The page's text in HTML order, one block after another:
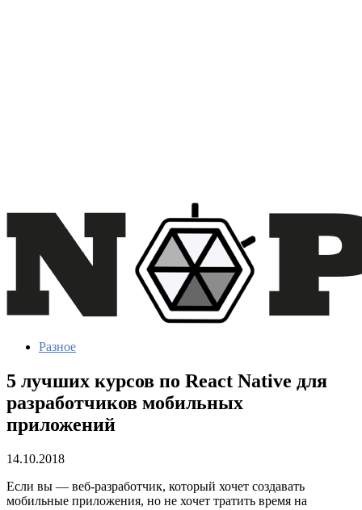
Разное
5 лучших курсов по React Native для
разработчиков мобильных
приложений
14.10.2018
Если вы — веб-разработчик, который хочет создавать
мобильные приложения, но не хочет тратить время на